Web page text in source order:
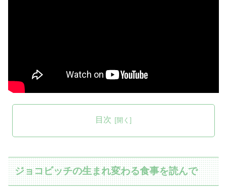
目次
ジョコビッチの生まれ変わる食事を読んで